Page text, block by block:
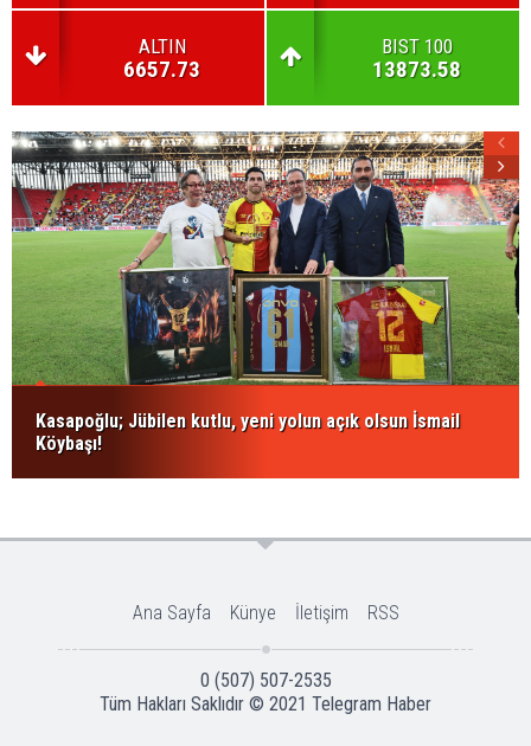
ALTIN
6657.73
BIST 100
13873.58
Kasapoğlu; Jübilen kutlu, yeni yolun açık olsun İsmail
Köybaşı!
Ana Sayfa Künye İletişim RSS
0 (507) 507-2535
Tüm Hakları Saklıdır © 2021 Telegram Haber